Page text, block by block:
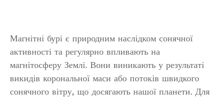
Магнітні бурі є природним наслідком сонячної
активності та регулярно впливають на
магнітосферу Землі. Вони виникають у результаті
викидів корональної маси або потоків швидкого
сонячного вітру, що досягають нашої планети. Для